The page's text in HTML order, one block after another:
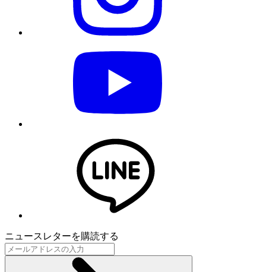
ニュースレターを購読する